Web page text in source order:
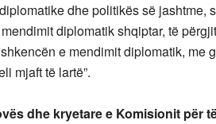
dhe politikës së jashtme,
diplomatik shqiptar, të
e mendimit diplomatik, me
mjaft të lartë”.
dhe kryetare e Komisionit për